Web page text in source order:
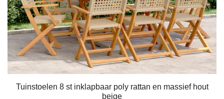
Tuinstoelen 8 st inklapbaar poly rattan en massief hout
beige